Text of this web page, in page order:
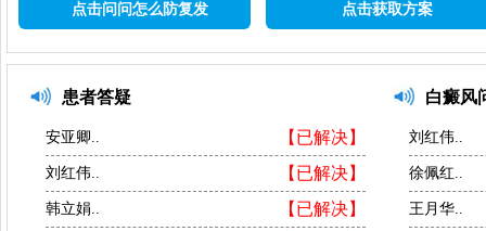
点击问问怎么防复发 点击获取方案
患者答疑
【已解决】
安亚卿..
【已解决】
刘红伟..
【已解决】
韩立娟..
白癜风
刘红伟..
徐佩红..
王月华..